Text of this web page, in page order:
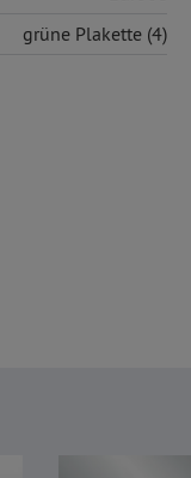
grüne Plakette (4)